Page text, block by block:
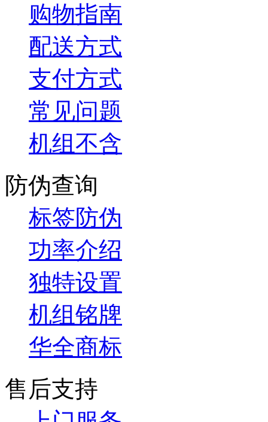
购物指南
配送方式
支付方式
常见问题
机组不含
防伪查询
标签防伪
功率介绍
独特设置
机组铭牌
华全商标
售后支持